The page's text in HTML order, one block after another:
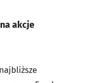
akcje